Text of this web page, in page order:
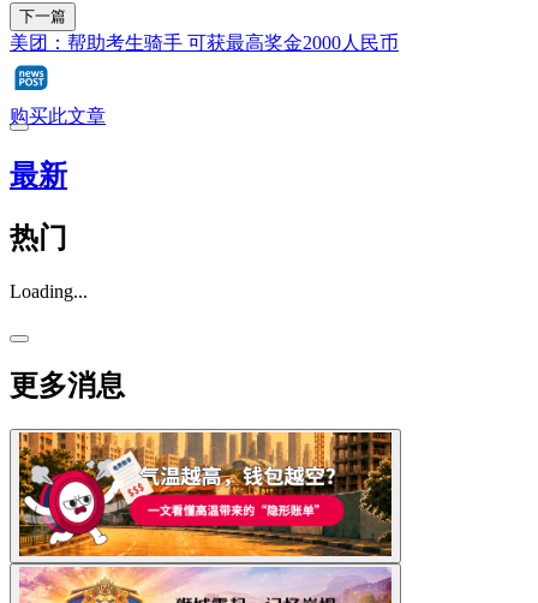
下一篇
美团：帮助考生骑手 可获最高奖金2000人民币
购买此文章
最新
热门
Loading...
更多消息